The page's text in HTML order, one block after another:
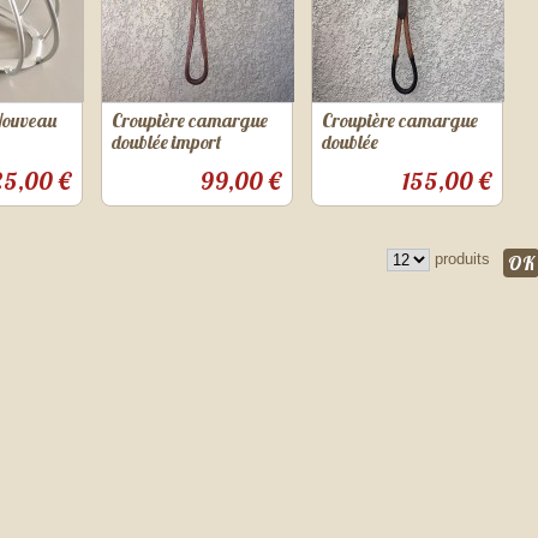
€
Croupière camargue
doublée import
99,00 €
Croupière camargue
doublée
155,00 €
produits